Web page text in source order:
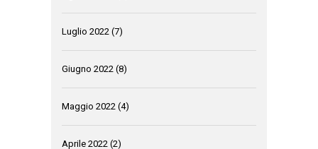
Luglio 2022 (7)
Giugno 2022 (8)
Maggio 2022 (4)
Aprile 2022 (2)